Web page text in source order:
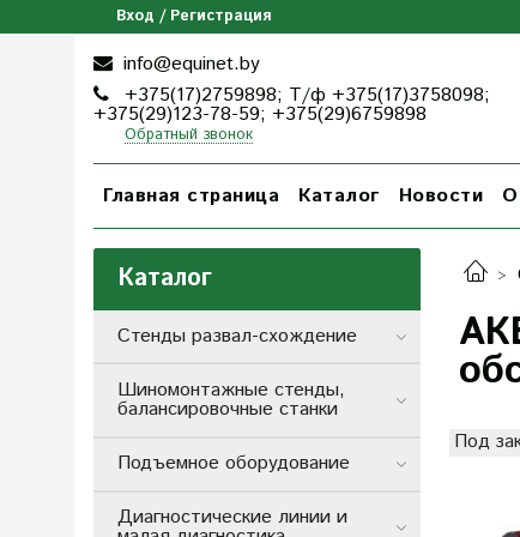
Вход / Регистрация
info@equinet.by
+375(17)2759898; Т/ф +375(17)3758098;
+375(29)123-78-59; +375(29)6759898
Обратный звонок
Главная страница Каталог Новости
Под
Каталог
Стенды развал-схождение
Шиномонтажные стенды,
балансировочные станки
Подъемное оборудование
Диагностические линии и